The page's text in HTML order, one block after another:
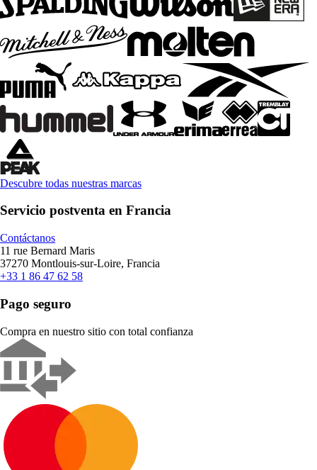
Descubre todas nuestras marcas
Servicio postventa en Francia
Contáctanos
11 rue Bernard Maris
37270 Montlouis-sur-Loire, Francia
+33 1 86 47 62 58
Pago seguro
Compra en nuestro sitio con total confianza